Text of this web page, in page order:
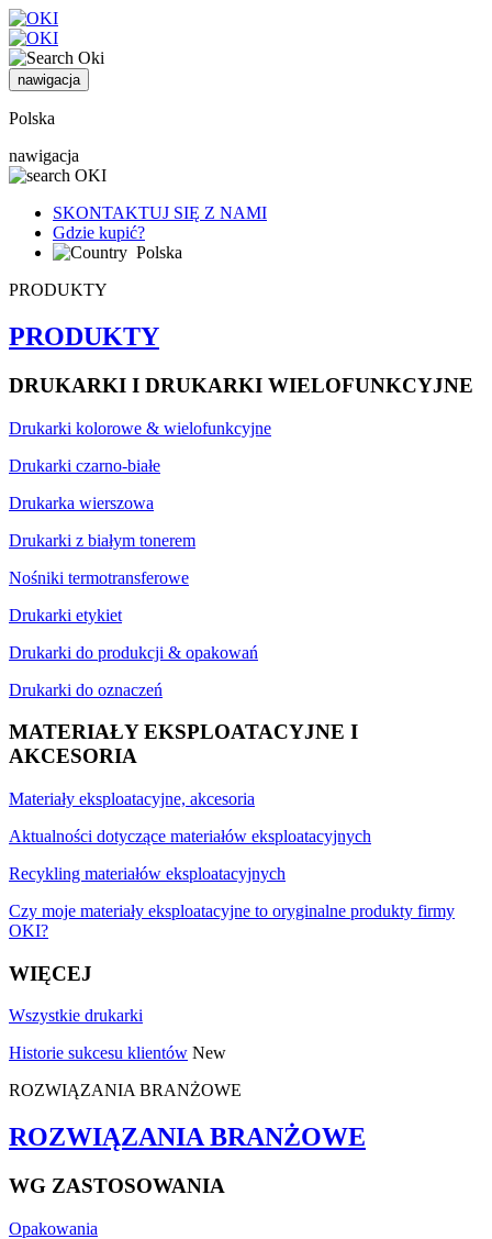
nawigacja
Polska
nawigacja
SKONTAKTUJ SIĘ Z NAMI
Gdzie kupić?
Polska
PRODUKTY
PRODUKTY
DRUKARKI I DRUKARKI WIELOFUNKCYJNE
Drukarki kolorowe & wielofunkcyjne
Drukarki czarno-białe
Drukarka wierszowa
Drukarki z białym tonerem
Nośniki termotransferowe
Drukarki etykiet
Drukarki do produkcji & opakowań
Drukarki do oznaczeń
MATERIAŁY EKSPLOATACYJNE I
AKCESORIA
Materiały eksploatacyjne, akcesoria
Aktualności dotyczące materiałów eksploatacyjnych
Recykling materiałów eksploatacyjnych
Czy moje materiały eksploatacyjne to oryginalne produkty firmy
OKI?
WIĘCEJ
Wszystkie drukarki
Historie sukcesu klientów New
ROZWIĄZANIA BRANŻOWE
ROZWIĄZANIA BRANŻOWE
WG ZASTOSOWANIA
Opakowania